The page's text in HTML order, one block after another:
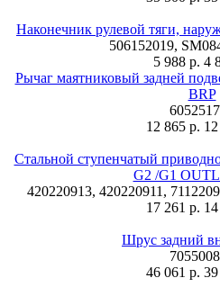
Наконечник рулевой тяги,
506152019,
5 988 р. 4
Рычаг маятниковый задней
BRP
12 865 р.
Стальной ступенчатый
G2 /G1
420220913, 420220911,
17 261 р.
Шрус задний
46 061 р.